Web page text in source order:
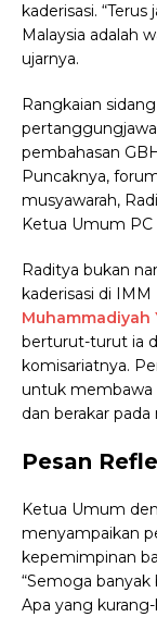
kaderisasi.
Malaysia adalah
ujarnya.
Rangkaian
pembahasan
Puncaknya,
musyawarah,
Ketua Umum PC
Raditya bukan
kaderisasi di
Muhammadiyah
berturut-turut ia
komisariatnya.
untuk membawa
dan berakar pada
Pesan
Ketua Umum
menyampaikan
kepemimpinan
“Semoga
Apa yang